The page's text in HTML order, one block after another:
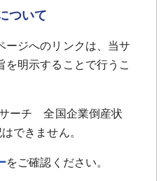
ついて
ージへのリンクは、当サ
を明示することで行うこ
ーチ 全国企業倒産状
できません。
をご確認ください。